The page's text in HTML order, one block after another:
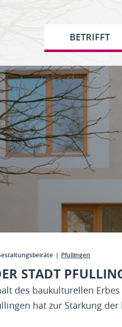
BETRIFFT
Pfullingen
STADT
des baukulturellen
hat zur Stärkung